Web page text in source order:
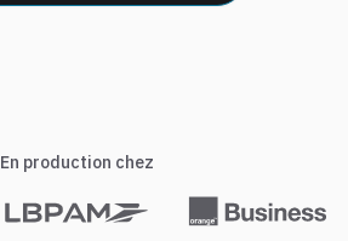
En production chez